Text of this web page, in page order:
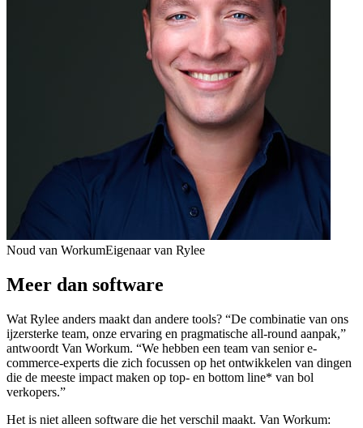
Noud van WorkumEigenaar van Rylee
Meer dan software
Wat Rylee anders maakt dan andere tools? “De combinatie van ons
ijzersterke team, onze ervaring en pragmatische all-round aanpak,”
antwoordt Van Workum. “We hebben een team van senior e-
commerce-experts die zich focussen op het ontwikkelen van dingen
die de meeste impact maken op top- en bottom line* van bol
verkopers.”
Het is niet alleen software die het verschil maakt. Van Workum: